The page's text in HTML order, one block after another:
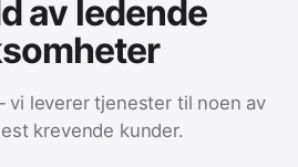
av ledende
vi leverer tjenester til noen av
krevende kunder.